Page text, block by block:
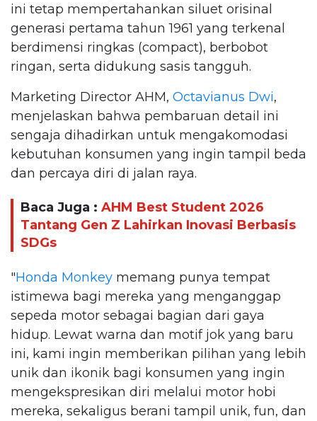
ini tetap mempertahankan siluet orisinal
generasi pertama tahun 1961 yang terkenal
berdimensi ringkas (compact), berbobot
ringan, serta didukung sasis tangguh.
Marketing Director AHM, Octavianus Dwi,
menjelaskan bahwa pembaruan detail ini
sengaja dihadirkan untuk mengakomodasi
kebutuhan konsumen yang ingin tampil beda
dan percaya diri di jalan raya.
Baca Juga : AHM Best Student 2026
Tantang Gen Z Lahirkan Inovasi Berbasis
SDGs
"Honda Monkey memang punya tempat
istimewa bagi mereka yang menganggap
sepeda motor sebagai bagian dari gaya
hidup. Lewat warna dan motif jok yang baru
ini, kami ingin memberikan pilihan yang lebih
unik dan ikonik bagi konsumen yang ingin
mengekspresikan diri melalui motor hobi
mereka, sekaligus berani tampil unik, fun, dan